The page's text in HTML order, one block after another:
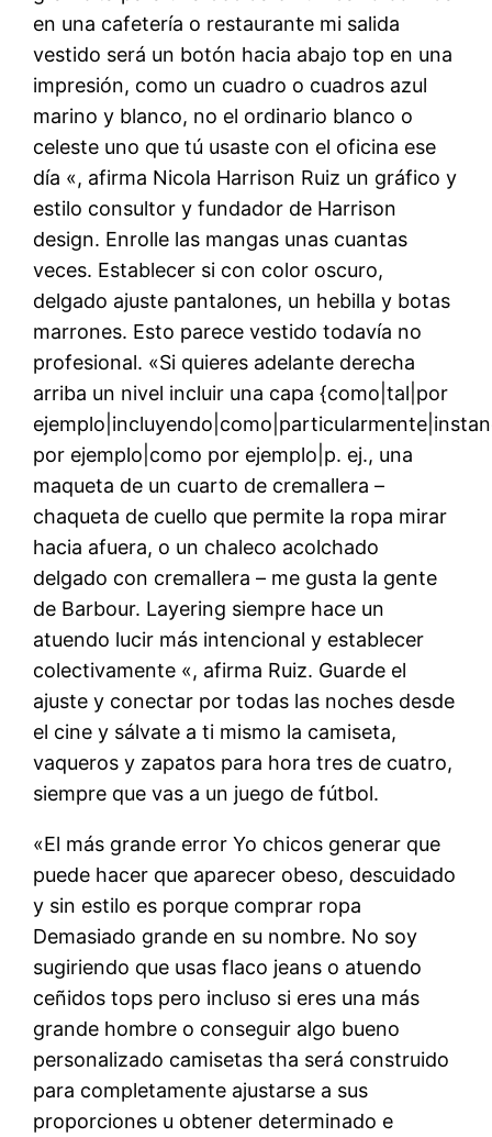
en una cafetería o restaurante mi salida
vestido será un botón hacia abajo top en una
impresión, como un cuadro o cuadros azul
marino y blanco, no el ordinario blanco o
celeste uno que tú usaste con el oficina ese
día «, afirma Nicola Harrison Ruiz un gráfico y
estilo consultor y fundador de Harrison
design. Enrolle las mangas unas cuantas
veces. Establecer si con color oscuro,
delgado ajuste pantalones, un hebilla y botas
marrones. Esto parece vestido todavía no
profesional. «Si quieres adelante derecha
arriba un nivel incluir una capa {como|tal|por
por ejemplo|como por ejemplo|p. ej., una
maqueta de un cuarto de cremallera –
chaqueta de cuello que permite la ropa mirar
hacia afuera, o un chaleco acolchado
delgado con cremallera – me gusta la gente
de Barbour. Layering siempre hace un
atuendo lucir más intencional y establecer
colectivamente «, afirma Ruiz. Guarde el
ajuste y conectar por todas las noches desde
el cine y sálvate a ti mismo la camiseta,
vaqueros y zapatos para hora tres de cuatro,
siempre que vas a un juego de fútbol.
«El más grande error Yo chicos generar que
puede hacer que aparecer obeso, descuidado
y sin estilo es porque comprar ropa
Demasiado grande en su nombre. No soy
sugiriendo que usas flaco jeans o atuendo
ceñidos tops pero incluso si eres una más
grande hombre o conseguir algo bueno
personalizado camisetas tha será construido
para completamente ajustarse a sus
proporciones u obtener determinado e